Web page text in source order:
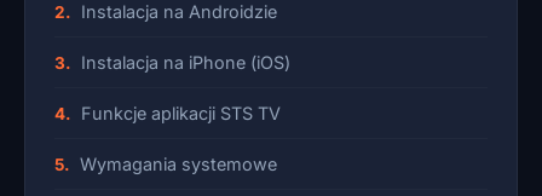
Instalacja na Androidzie
Instalacja na iPhone (iOS)
Funkcje aplikacji STS TV
Wymagania systemowe